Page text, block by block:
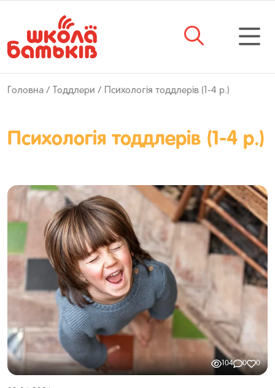
Головна / Тоддлери / Психологія тоддлерів (1-4 р.)
Психологія тоддлерів (1-4 р.)
104 0 0